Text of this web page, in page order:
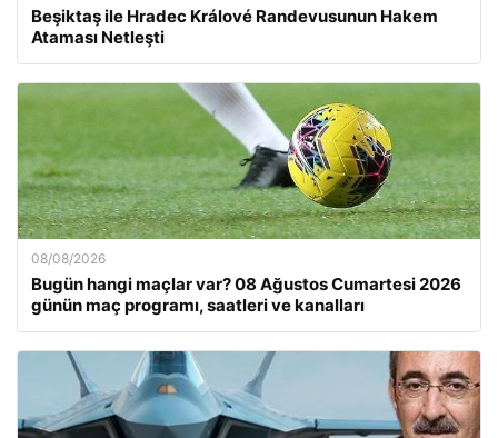
Beşiktaş ile Hradec Králové Randevusunun Hakem
Ataması Netleşti
08/08/2026
Bugün hangi maçlar var? 08 Ağustos Cumartesi 2026
günün maç programı, saatleri ve kanalları